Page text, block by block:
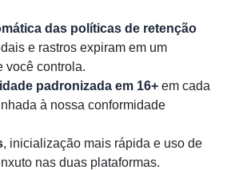
das políticas de retenção
e rastros expiram em um
você controla.
padronizada em 16+ em cada
à nossa conformidade
, inicialização mais rápida e uso de
nas duas plataformas.